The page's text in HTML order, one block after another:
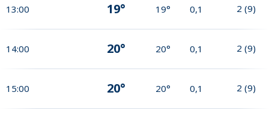
13:00 19° 19° 0,1 2 (9)
14:00 20° 20° 0,1 2 (9)
15:00 20° 20° 0,1 2 (9)